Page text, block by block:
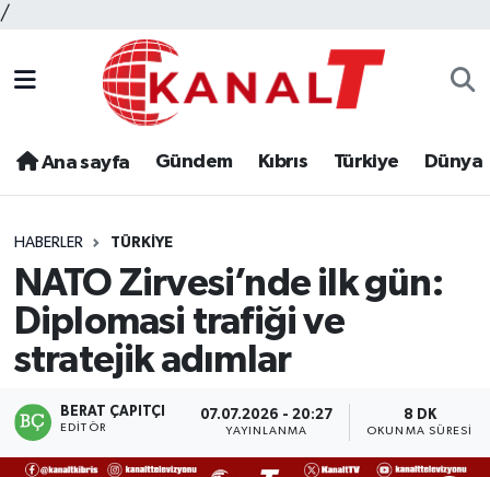
/
Ana sayfa Gündem Kıbrıs Türkiye Dünya
HABERLER TÜRKIYE
NATO Zirvesi’nde ilk gün:
Diplomasi trafiği ve
stratejik adımlar
BERAT ÇAPITÇI
EDITÖR
07.07.2026 - 20:27
YAYINLANMA
8 DK
OKUNMA SÜRESI